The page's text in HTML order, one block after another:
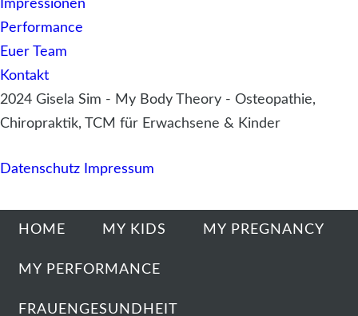
Impressionen
Performance
Euer Team
Kontakt
2024 Gisela Sim - My Body Theory - Osteopathie,
Chiropraktik, TCM für Erwachsene & Kinder
Datenschutz Impressum
HOME MY KIDS MY PREGNANCY
MY PERFORMANCE
FRAUENGESUNDHEIT